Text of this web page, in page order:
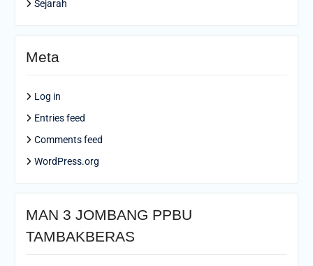
Sejarah
Meta
Log in
Entries feed
Comments feed
WordPress.org
MAN 3 JOMBANG PPBU
TAMBAKBERAS